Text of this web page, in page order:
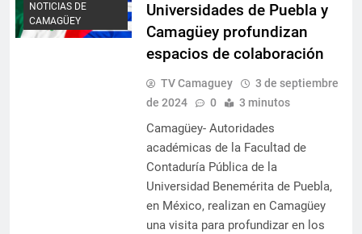
NOTICIAS DE
CAMAGÜEY
Universidades de Puebla y
Camagüey profundizan
espacios de colaboración
TV Camaguey
3 de septiembre
de 2024
0 3 minutos
Camagüey- Autoridades
académicas de la Facultad de
Contaduría Pública de la
Universidad Benemérita de Puebla,
en México, realizan en Camagüey
una visita para profundizar en los